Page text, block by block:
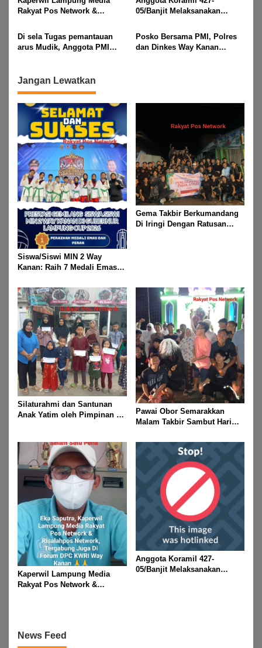
Asam, Kecamatan Banjit
Rakyat Pos Network &
Network,Tergabung Di Forum
DPC KWRI, Way Kanan :
Mengucapkan Selamat Hari
05/Banjit Melaksanakan
ogoh Di Wilayah Bali Sadhar,
Kecamatan Banjit
Di sela Tugas pemantauan
arus Mudik, Anggota PMI
Demi Selamatkan Nyawa
Posko Bersama PMI, Polres
dan Dinkes Way Kanan
Jangan Lewatkan
Siswa/Siswi MIN 2 Way
Kanan: Raih 7 Medali Emas
Gubernur Lampung Cup 2
Taekwondo Championship
2026
Gema Takbir Berkumandang
Di Iringi Dengan Ratusan
Silaturahmi dan Santunan
Anak Yatim oleh Pimpinan PT
Pawai Obor Semarakkan
Malam Takbir Sambut Hari
M, Di Kampung Simpang
Asam, Kecamatan Banjit
Kaperwil Lampung Media
Rakyat Pos Network &
Raya Idul Fitri 1447 Hijriah-
Anggota Koramil 427-
05/Banjit Melaksanakan
News Feed